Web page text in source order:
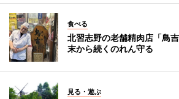
食べる
北習志野の老舗精肉店「鳥
末から続くのれん守る
見る・遊ぶ